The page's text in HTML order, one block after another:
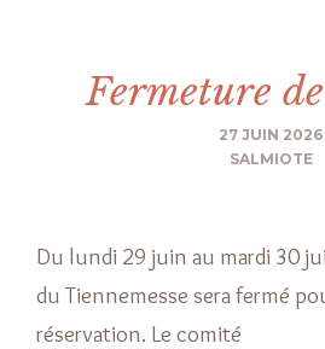
Fermeture
27 JUIN 2026
SALMIOTE
Du lundi 29 juin au mardi 30
du Tiennemesse sera fermé
réservation. Le comité